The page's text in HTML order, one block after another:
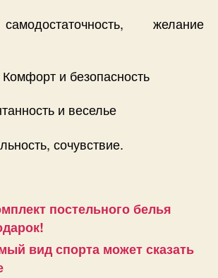
желание
Комфорт и безопасность
и веселье
сочувствие.
постельного белья
вид спорта может сказать